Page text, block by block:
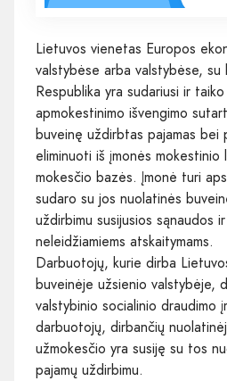
Lietuvos vienetas Europos
valstybėse arba valstybėse, su
Respublika yra sudariusi ir
apmokestinimo išvengimo
buveinę uždirbtas pajamas bei
eliminuoti iš įmonės
mokesčio bazės. Įmonė turi
sudaro su jos nuolatinės
uždirbimu susijusios sąnaudos
neleidžiamiems atskaitymams.​
Darbuotojų, kurie dirba
buveinėje užsienio valstybėje,
valstybinio socialinio draudimo
darbuotojų, dirbančių
užmokesčio yra susiję su tos
pajamų uždirbimu.